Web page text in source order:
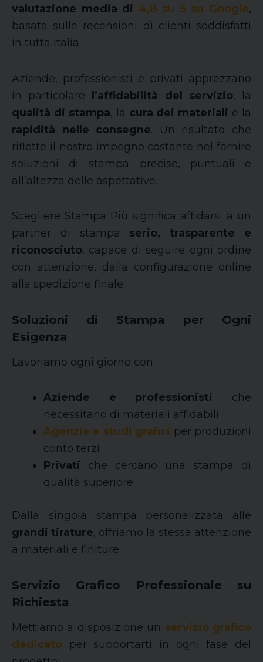
valutazione media di 4,8 su 5 su Google,
basata sulle recensioni di clienti soddisfatti
in tutta Italia.
Aziende, professionisti e privati apprezzano
in particolare
l’affidabilità del servizio, la
qualità di stampa, la cura dei materiali e la
rapidità nelle consegne. Un risultato che
riflette il nostro impegno costante nel fornire
soluzioni di stampa precise, puntuali e
all’altezza delle aspettative.
Scegliere Stampa Più significa affidarsi a un
partner di stampa serio, trasparente e
riconosciuto, capace di seguire ogni ordine
con attenzione, dalla configurazione online
alla spedizione finale.
Soluzioni di Stampa per Ogni
Esigenza
Lavoriamo ogni giorno con:
Aziende e professionisti che
necessitano di materiali affidabili
Agenzie e studi grafici per produzioni
conto terzi
Privati che cercano una stampa di
qualità superiore
Dalla singola stampa personalizzata alle
grandi tirature, offriamo la stessa attenzione
a materiali e finiture.
Servizio Grafico Professionale su
Richiesta
Mettiamo a disposizione un servizio grafico
dedicato per supportarti in ogni fase del